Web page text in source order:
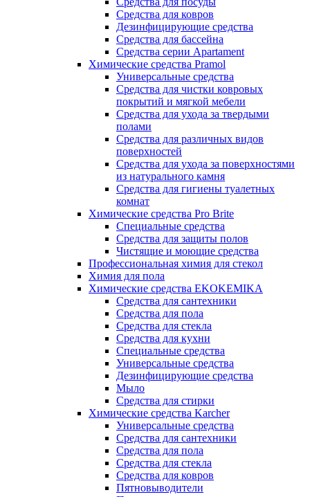
Средства для ковров
Дезинфицирующие средства
Средства для бассейна
Средства серии Apartament
Химические средства Pramol
Универсальные средства
Средства для чистки ковровых
покрытий и мягкой мебели
Средства для ухода за твердыми
полами
Средства для различных видов
поверхностей
Средства для ухода за поверхностями
из натурального камня
Средства для гигиены туалетных
комнат
Химические средства Pro Brite
Специальные средства
Средства для защиты полов
Чистящие и моющие средства
Профессиональная химия для стекол
Химия для пола
Химические средства EKOKEMIKA
Средства для сантехники
Средства для пола
Средства для стекла
Средства для кухни
Специальные средства
Универсальные средства
Дезинфицирующие средства
Мыло
Средства для стирки
Химические средства Karcher
Универсальные средства
Средства для сантехники
Средства для пола
Средства для стекла
Средства для ковров
Пятновыводители